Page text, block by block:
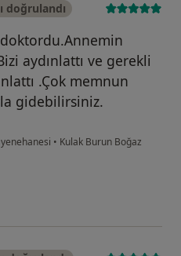
doğrulandı
aydınlattı ve gerekli
.Çok memnun
gidebilirsiniz.
• Kulak Burun Boğaz